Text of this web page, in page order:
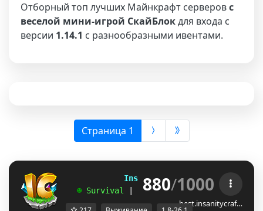
Отборный топ лучших Майнкрафт серверовс
веселой мини-игрой СкайБлокдля входа с
версии 1.14.1 с разнообразными ивентами.
Страница 1 (выбрана)
InsanityCraft || 1.8 - 26.1
☻ Survival Factions | Skyblock
880/1000
best.insanitycraf…